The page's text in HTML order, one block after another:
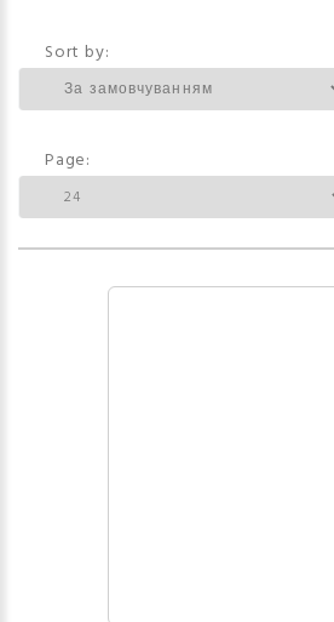
Sort by:
Page: